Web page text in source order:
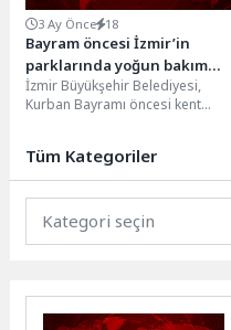
3 Ay Önce 18
Bayram öncesi İzmir’in
parklarında yoğun bakım
mesaisi
İzmir Büyükşehir Belediyesi,
Kurban Bayramı öncesi kent
Tüm Kategoriler